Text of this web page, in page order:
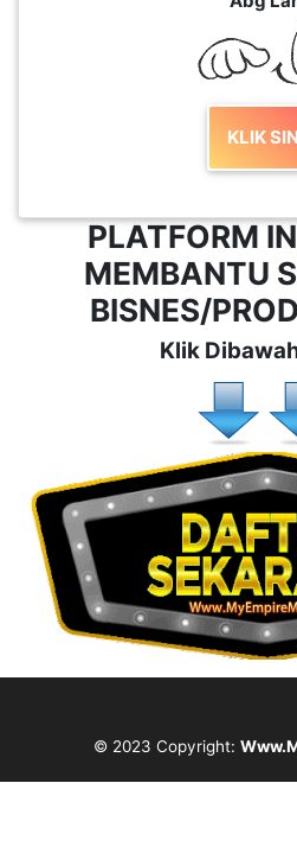
KLIK
PLATFORM
MEMBANTU
BISNES/
Klik
© 2023 Copyright: